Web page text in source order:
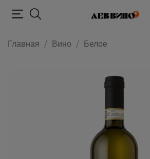
Главная Вино Белое